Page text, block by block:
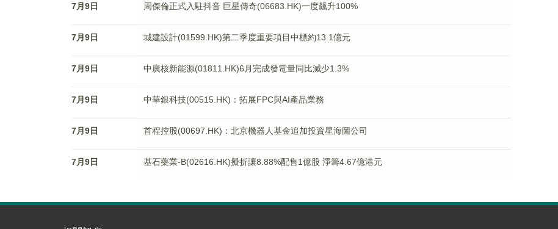
7月9日 周傑倫正式入駐抖音 巨星傳奇(06683.HK)一度飆升100%
7月9日 城建設計(01599.HK)第二季度重要項目中標約13.1億元
7月9日 中廣核新能源(01811.HK)6月完成發電量同比減少1.3%
7月9日 中華銀科技(00515.HK)：拓展FPC與AI產品業務
7月9日 首程控股(00697.HK)：北京機器人基金追加投資星海圖公司
7月9日 基石藥業-B(02616.HK)擬折讓8.88%配售1億股 淨籌4.67億港元